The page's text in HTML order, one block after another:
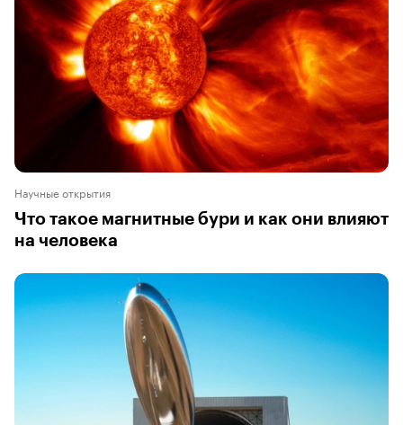
Научные открытия
Что такое магнитные бури и как они влияют
на человека